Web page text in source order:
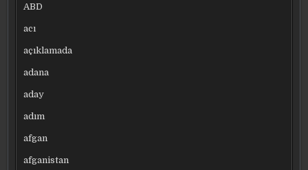
ABD
acı
açıklamada
adana
aday
adım
afgan
afganistan